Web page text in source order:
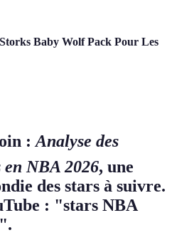
Baby Wolf Pack Pour Les
: Analyse des
NBA 2026, une
des stars à suivre.
: "stars NBA